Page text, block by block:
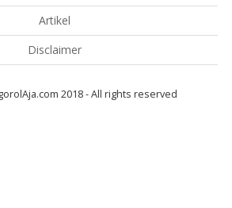
Artikel
Disclaimer
2018 - All rights reserved